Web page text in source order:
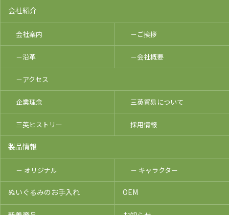
会社紹介
会社案内 －ご挨拶
－沿革 －会社概要
－アクセス
企業理念 三英貿易について
三英ヒストリー 採用情報
製品情報
－ オリジナル － キャラクター
ぬいぐるみのお手入れ OEM